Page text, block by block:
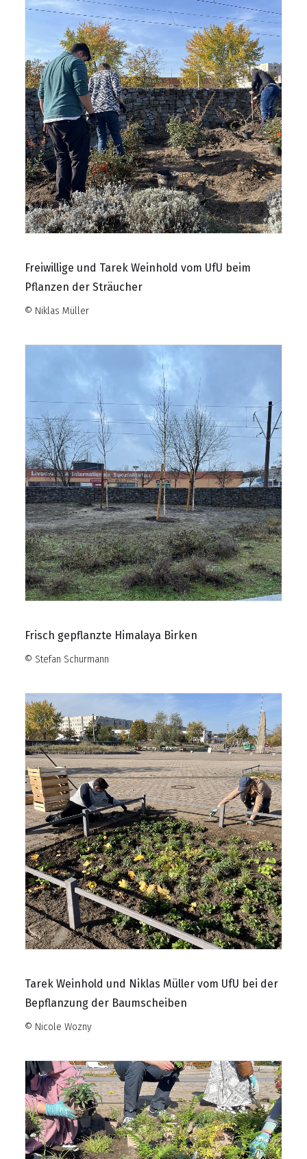
Freiwillige und Tarek Weinhold vom UfU beim
Pflanzen der Sträucher
© Niklas Müller
Frisch gepflanzte Himalaya Birken
© Stefan Schurmann
Tarek Weinhold und Niklas Müller vom UfU bei der
Bepflanzung der Baumscheiben
© Nicole Wozny